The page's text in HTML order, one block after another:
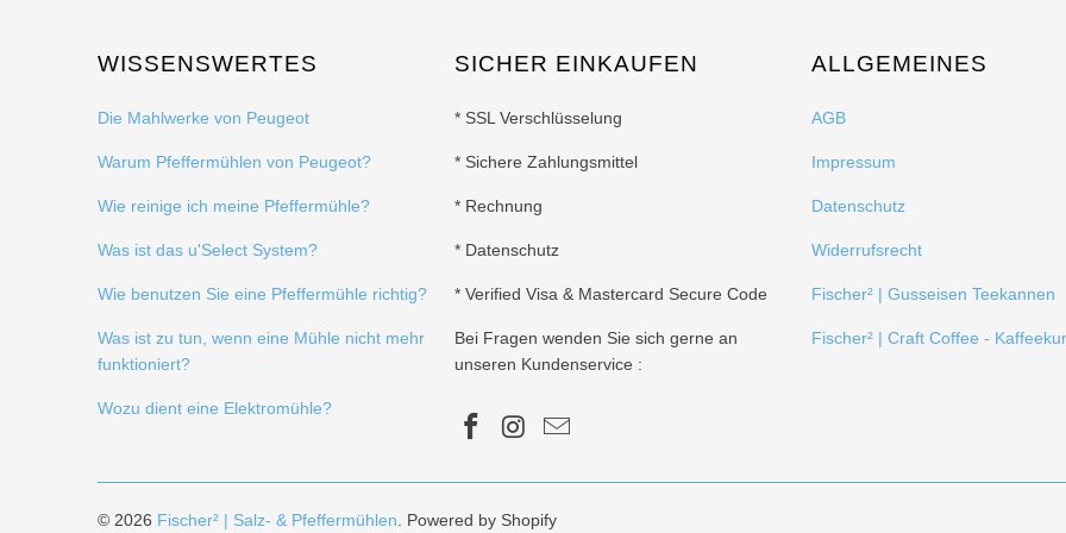
WISSENSWERTES
Die Mahlwerke von Peugeot
Warum Pfeffermühlen von Peugeot?
Wie reinige ich meine Pfeffermühle?
Was ist das u'Select System?
Wie benutzen Sie eine Pfeffermühle richtig?
Was ist zu tun, wenn eine Mühle nicht mehr
funktioniert?
Wozu dient eine Elektromühle?
SICHER EINKAUFEN
* SSL Verschlüsselung
* Sichere Zahlungsmittel
* Rechnung
* Datenschutz
* Verified Visa & Mastercard Secure Code
Bei Fragen wenden Sie sich gerne an
unseren Kundenservice :
ALLGEMEINES
AGB
Impressum
Datenschutz
Widerrufsrecht
Fischer² | Gusseisen Teekannen
Fischer² | Craft Coffee -
© 2026 Fischer² | Salz- & Pfeffermühlen . Powered by Shopify